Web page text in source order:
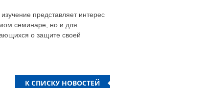
представляет интерес
семинаре, но и для
о защите своей
К СПИСКУ НОВОСТЕЙ